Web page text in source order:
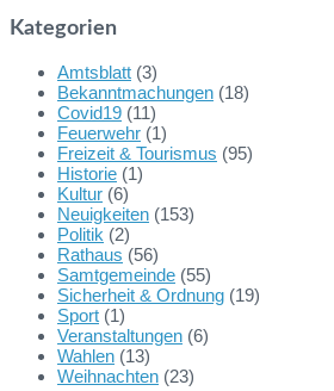
Kategorien
Amtsblatt (3)
Bekanntmachungen (18)
Covid19 (11)
Feuerwehr (1)
Freizeit & Tourismus (95)
Historie (1)
Kultur (6)
Neuigkeiten (153)
Politik (2)
Rathaus (56)
Samtgemeinde (55)
Sicherheit & Ordnung (19)
Sport (1)
Veranstaltungen (6)
Wahlen (13)
Weihnachten (23)